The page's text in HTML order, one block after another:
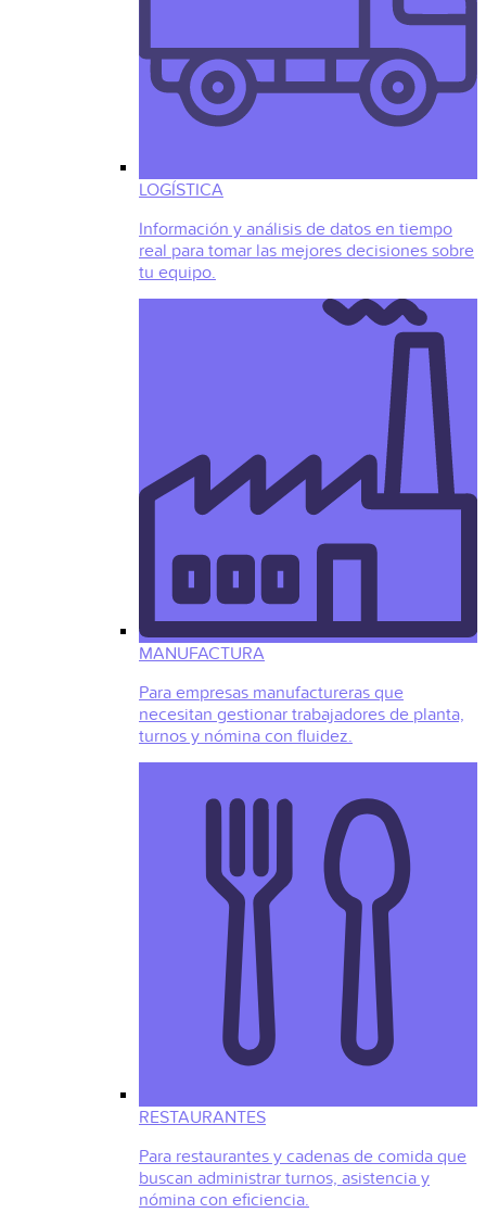
LOGÍSTICA
Información y análisis de datos en tiempo
real para tomar las mejores decisiones sobre
tu equipo.
MANUFACTURA
Para empresas manufactureras que
necesitan gestionar trabajadores de planta,
turnos y nómina con fluidez.
RESTAURANTES
Para restaurantes y cadenas de comida que
buscan administrar turnos, asistencia y
nómina con eficiencia.